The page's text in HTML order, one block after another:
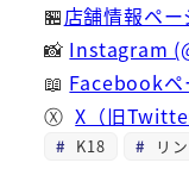
🏪店舗情報ペー
📸 Instagram
📖 Facebookペ
ⓍX（旧
K18 リ